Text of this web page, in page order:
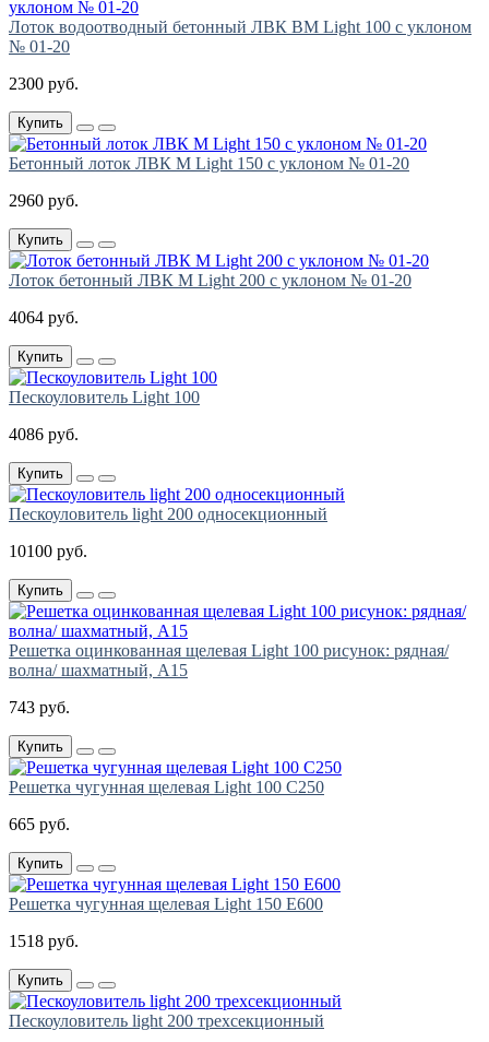
Лоток водоотводный бетонный ЛВК ВМ Light 100 с уклоном
№ 01-20
2300 руб.
Купить
Бетонный лоток ЛВК М Light 150 с уклоном № 01-20
2960 руб.
Купить
Лоток бетонный ЛВК М Light 200 с уклоном № 01-20
4064 руб.
Купить
Пескоуловитель Light 100
4086 руб.
Купить
Пескоуловитель light 200 односекционный
10100 руб.
Купить
Решетка оцинкованная щелевая Light 100 рисунок: рядная/
волна/ шахматный, A15
743 руб.
Купить
Решетка чугунная щелевая Light 100 C250
665 руб.
Купить
Решетка чугунная щелевая Light 150 E600
1518 руб.
Купить
Пескоуловитель light 200 трехсекционный